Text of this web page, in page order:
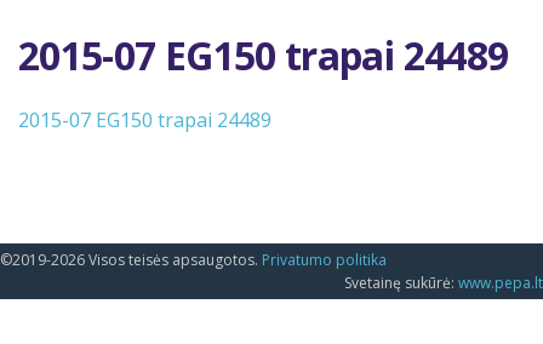
2015-07 EG150 trapai 24489
2015-07 EG150 trapai 24489
©2019-2026 Visos teisės apsaugotos. Privatumo politika
Svetainę sukūrė: www.pepa.lt